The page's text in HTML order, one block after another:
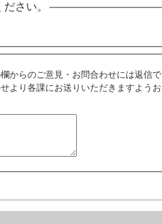
さい。
からのご意見・お問合わせには返信で
より各課にお送りいただきますようお